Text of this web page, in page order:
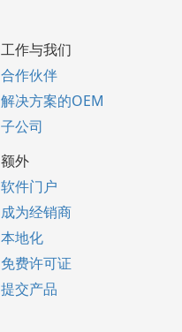
工作与我们
合作伙伴
解决方案的OEM
子公司
额外
软件门户
成为经销商
本地化
免费许可证
提交产品